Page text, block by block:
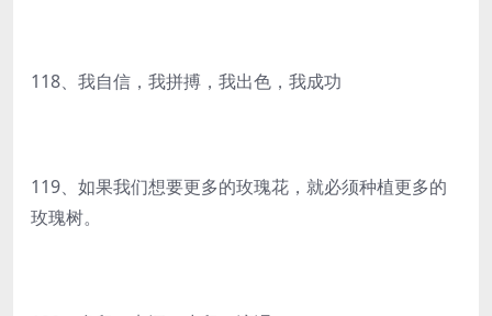
118、我自信，我拼搏，我出色，我成功
119、如果我们想要更多的玫瑰花，就必须种植更多的
玫瑰树。